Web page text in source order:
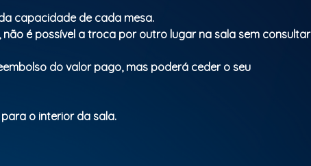
capacidade de cada mesa.
é possível a troca por outro lugar na sala sem consultar
do valor pago, mas poderá ceder o seu
o interior da sala.